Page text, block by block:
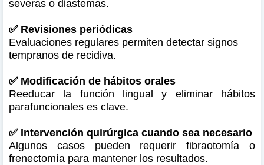
severas o diastemas.
✅ Revisiones periódicas
Evaluaciones regulares permiten detectar signos
tempranos de recidiva.
✅ Modificación de hábitos orales
Reeducar la función lingual y eliminar hábitos
parafuncionales es clave.
✅ Intervención quirúrgica cuando sea necesario
Algunos casos pueden requerir fibraotomía o
frenectomía para mantener los resultados.